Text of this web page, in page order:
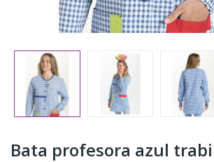
Bata profesora azul